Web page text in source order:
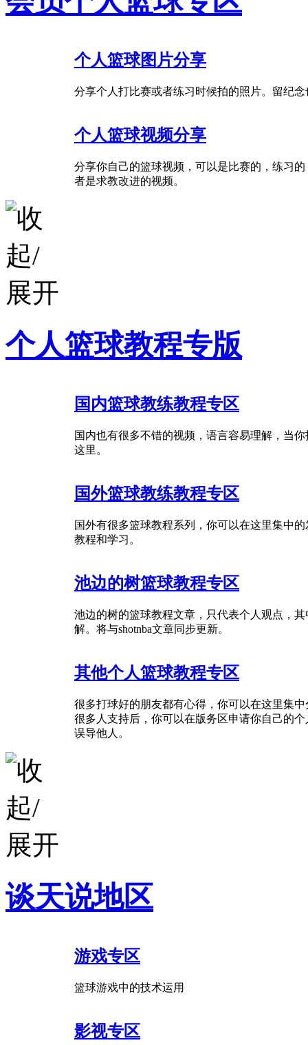
个人篮球图片分享
分享个人打比赛或者练习时候拍的照片。留纪
个人篮球视频分享
分享你自己的篮球视频，可以是比赛的，练习
者是求教改进的视频。
个人篮球教程专版
国内篮球教练教程专区
国内也有很多不错的视频，语言容易理解，当
这里。
国外篮球教练教程专区
国外有很多篮球教程系列，你可以在这里集中
教程和学习。
池边的树篮球教程专区
池边的树的篮球教程文章，只代表个人观点，
解。将与shotnba文章同步更新。
其他个人篮球教程专区
很多打球好的朋友都有心得，你可以在这里集
很多人支持后，你可以在版务区申请你自己的
误导他人。
谈天说地区
游戏专区
篮球游戏中的技术运用
影视专区